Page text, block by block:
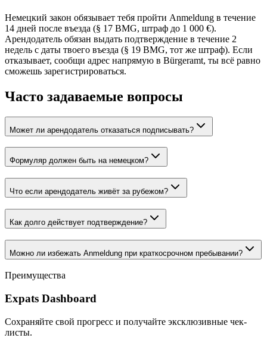
Немецкий закон обязывает тебя пройти Anmeldung в течение
14 дней после въезда (§ 17 BMG, штраф до 1 000 €).
Арендодатель обязан выдать подтверждение в течение 2
недель с даты твоего въезда (§ 19 BMG, тот же штраф). Если
отказывает, сообщи адрес напрямую в Bürgeramt, ты всё равно
сможешь зарегистрироваться.
Часто задаваемые вопросы
Может ли арендодатель отказаться подписывать?
Формуляр должен быть на немецком?
Что если арендодатель живёт за рубежом?
Как долго действует подтверждение?
Можно ли избежать Anmeldung при краткосрочном пребывании?
Преимущества
Expats Dashboard
Сохраняйте свой прогресс и получайте эксклюзивные чек-
листы.